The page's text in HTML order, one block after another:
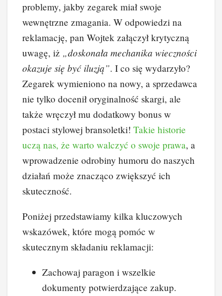
problemy, jakby zegarek miał swoje
wewnętrzne zmagania. W odpowiedzi na
reklamację, pan Wojtek załączył krytyczną
uwagę, iż „doskonała mechanika wieczności
okazuje się być iluzją”. I co się wydarzyło?
Zegarek wymieniono na nowy, a sprzedawca
nie tylko docenił oryginalność skargi, ale
także wręczył mu dodatkowy bonus w
postaci stylowej bransoletki! Takie historie
uczą nas, że warto walczyć o swoje prawa, a
wprowadzenie odrobiny humoru do naszych
działań może znacząco zwiększyć ich
skuteczność.
Poniżej przedstawiamy kilka kluczowych
wskazówek, które mogą pomóc w
skutecznym składaniu reklamacji:
Zachowaj paragon i wszelkie
dokumenty potwierdzające zakup.